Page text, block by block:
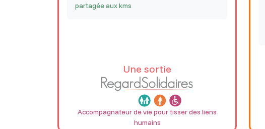
partagée aux kms
Une sortie
Accompagnateur de vie pour tisser des liens
humains